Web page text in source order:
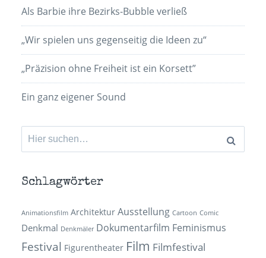
Als Barbie ihre Bezirks-Bubble verließ
„Wir spielen uns gegenseitig die Ideen zu“
„Präzision ohne Freiheit ist ein Korsett”
Ein ganz eigener Sound
Suchen
nach:
Schlagwörter
Animationsfilm Architektur Ausstellung Cartoon Comic
Denkmal Denkmäler Dokumentarfilm Feminismus
Festival Figurentheater Film Filmfestival